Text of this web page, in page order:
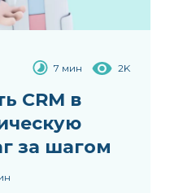
7 мин 2K
CRM в
за шагом